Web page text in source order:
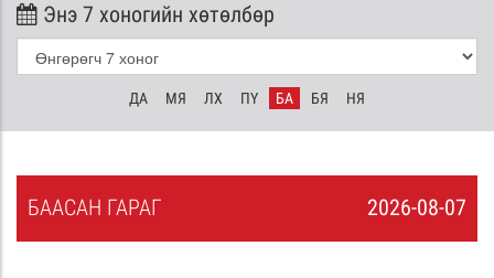
Энэ 7 хоногийн хөтөлбөр
ДА МЯ ЛХ ПҮ БА БЯ НЯ
2026-08-07
БААСАН ГАРАГ